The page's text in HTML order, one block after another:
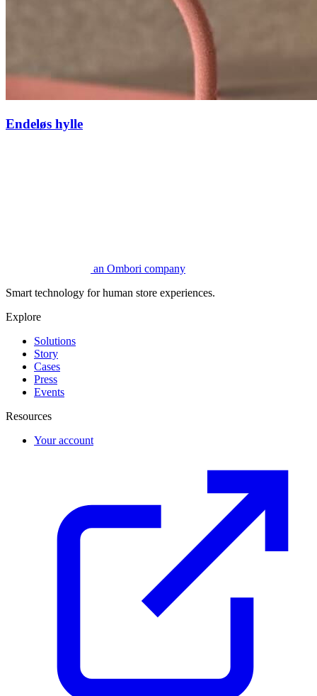
Endeløs hylle
an Ombori company
Smart technology for human store experiences.
Explore
Solutions
Story
Cases
Press
Events
Resources
Your account